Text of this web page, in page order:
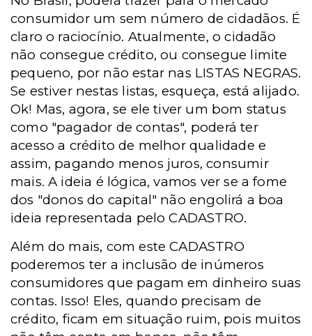
consumidor um sem número de cidadãos. É
claro o raciocínio. Atualmente, o cidadão
não consegue crédito, ou consegue limite
pequeno, por não estar nas LISTAS NEGRAS.
Se estiver nestas listas, esqueça, está alijado.
Ok! Mas, agora, se ele tiver um bom status
como "pagador de contas", poderá ter
acesso a crédito de melhor qualidade e
assim, pagando menos juros, consumir
mais. A ideia é lógica, vamos ver se a fome
dos "donos do capital" não engolirá a boa
ideia representada pelo CADASTRO.
Além do mais, com este CADASTRO
poderemos ter a inclusão de inúmeros
consumidores que pagam em dinheiro suas
contas. Isso! Eles, quando precisam de
crédito, ficam em situação ruim, pois muitos